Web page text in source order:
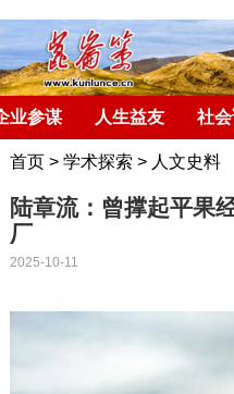
业参谋 人生益友 社
首页> 学术探索 > 人文史料
陆章流：曾撑起平果
厂
2025-10-11